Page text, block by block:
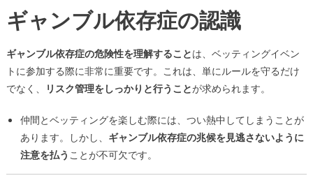
ギャンブル依存症の認識
ギャンブル依存症の危険性を理解することは、ベッティングイベン
トに参加する際に非常に重要です。これは、単にルールを守るだけ
でなく、
リスク管理をしっかりと行うことが求められます。
仲間とベッティングを楽しむ際には、つい熱中してしまうことが
あります。しかし、 ギャンブル依存症の兆候を見逃さないように
注意を払うことが不可欠です。